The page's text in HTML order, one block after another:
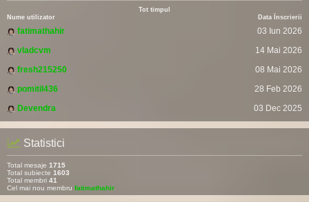
Tot timpul
Nume utilizator
Data Înscrierii
fatimathahir
03 Iun 2026
vladcvm
14 Mai 2026
fresh215250
08 Mai 2026
pomitil436
28 Feb 2026
Devendra
03 Dec 2025
Statistici
Total mesaje 1715
Total subiecte 1603
Total membri 41
Cel mai nou membru fatimathahir